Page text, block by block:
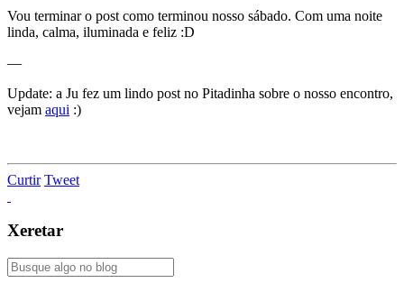
Vou terminar o post como terminou nosso sábado. Com uma noite
linda, calma, iluminada e feliz :D
—
Update: a Ju fez um lindo post no Pitadinha sobre o nosso encontro,
vejam aqui :)
Curtir Tweet
Xeretar